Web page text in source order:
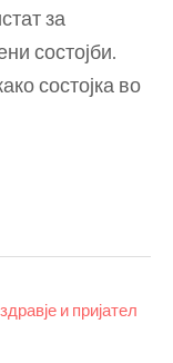
за
состојби.
состојка во